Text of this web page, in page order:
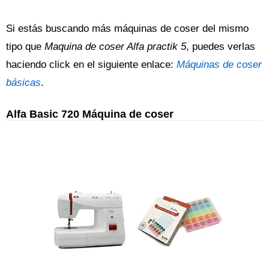
Si estás buscando más máquinas de coser del mismo
tipo que Maquina de coser Alfa practik 5, puedes verlas
haciendo click en el siguiente enlace: Máquinas de coser
básicas.
Alfa Basic 720 Máquina de coser